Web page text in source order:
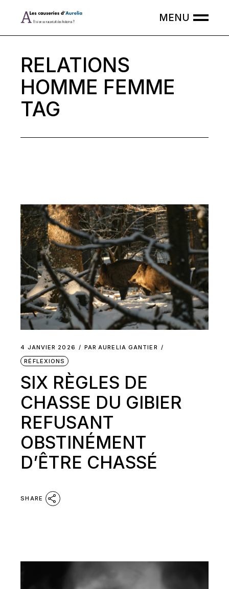
RELATIONS
HOMME FEMME
TAG
4 JANVIER 2026 PAR AURELIA GANTIER
RÉFLEXIONS
SIX RÈGLES DE
CHASSE DU GIBIER
REFUSANT
OBSTINÉMENT
D’ÊTRE CHASSÉ
SHARE